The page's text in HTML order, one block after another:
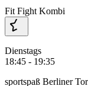
Fit Fight Kombi
Dienstags
18:45 - 19:35
sportspaß Berliner Tor